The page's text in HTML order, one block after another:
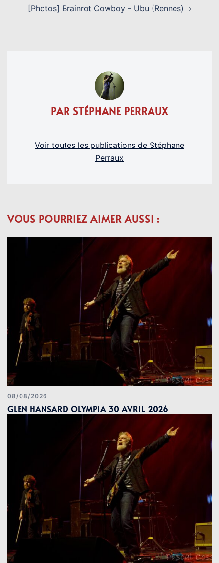
[Photos] Brainrot Cowboy – Ubu (Rennes)
PAR STÉPHANE PERRAUX
Voir toutes les publications de Stéphane
Perraux
VOUS POURRIEZ AIMER AUSSI :
08/08/2026
GLEN HANSARD OLYMPIA 30 AVRIL 2026